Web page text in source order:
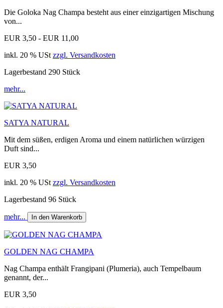
Die Goloka Nag Champa besteht aus einer einzigartigen Mischung
von...
EUR 3,50 - EUR 11,00
inkl. 20 % USt zzgl. Versandkosten
Lagerbestand 290 Stück
mehr...
SATYA NATURAL
Mit dem süßen, erdigen Aroma und einem natürlichen würzigen
Duft sind...
EUR 3,50
inkl. 20 % USt zzgl. Versandkosten
Lagerbestand 96 Stück
mehr... In den Warenkorb
GOLDEN NAG CHAMPA
Nag Champa enthält Frangipani (Plumeria), auch Tempelbaum
genannt, der...
EUR 3,50